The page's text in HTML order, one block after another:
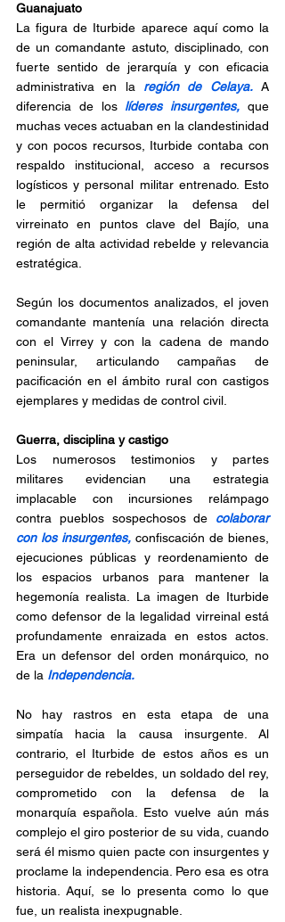
Guanajuato
La figura de Iturbide aparece aquí como la
de un comandante astuto, disciplinado, con
fuerte sentido de jerarquía y con eficacia
administrativa en la región de Celaya. A
diferencia de los líderes insurgentes, que
muchas veces actuaban en la clandestinidad
y con pocos recursos, Iturbide contaba con
respaldo institucional, acceso a recursos
logísticos y personal militar entrenado. Esto
le permitió organizar la defensa del
virreinato en puntos clave del Bajío, una
región de alta actividad rebelde y relevancia
estratégica.
Según los documentos analizados, el joven
comandante mantenía una relación directa
con el Virrey y con la cadena de mando
peninsular, articulando campañas de
pacificación en el ámbito rural con castigos
ejemplares y medidas de control civil.
Guerra, disciplina y castigo
Los numerosos testimonios y partes
militares evidencian una estrategia
implacable con incursiones relámpago
contra pueblos sospechosos de colaborar
con los insurgentes, confiscación de bienes,
ejecuciones públicas y reordenamiento de
los espacios urbanos para mantener la
hegemonía realista. La imagen de Iturbide
como defensor de la legalidad virreinal está
profundamente enraizada en estos actos.
Era un defensor del orden monárquico, no
de la Independencia.
No hay rastros en esta etapa de una
simpatía hacia la causa insurgente. Al
contrario, el Iturbide de estos años es un
perseguidor de rebeldes, un soldado del rey,
comprometido con la defensa de la
monarquía española. Esto vuelve aún más
complejo el giro posterior de su vida, cuando
será él mismo quien pacte con insurgentes y
proclame la independencia. Pero esa es otra
historia. Aquí, se lo presenta como lo que
fue, un realista inexpugnable.